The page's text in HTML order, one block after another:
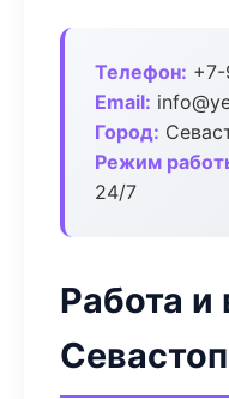
Телефон:
Email:
Город:
Режим
24/7
Работа и